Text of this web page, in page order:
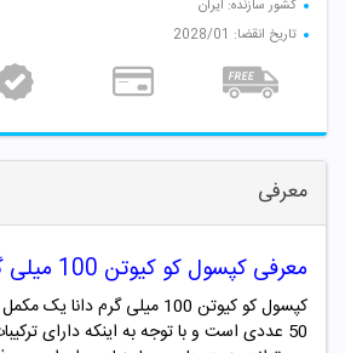
کشور سازنده: ایران
تاریخ انقضا: 2028/01
معرفی
معرفی کپسول کو کیوتن 100 میلی گرم دانا
کپسول کو کیوتن 100 میلی گرم
50 عددی است و با توجه به اینکه دارای